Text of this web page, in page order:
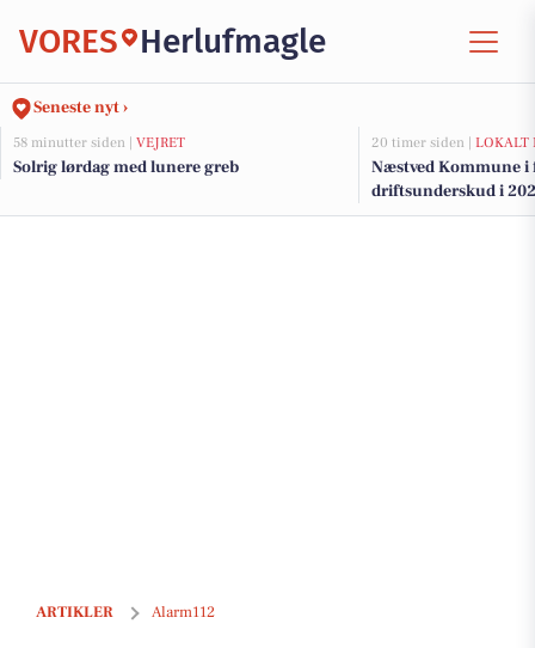
VORES Herlufmagle
Seneste nyt ›
58 minutter siden | VEJRET
Solrig lørdag med lunere greb
20 timer siden | LOKALT
Næstved Kommune i
driftsunderskud i
på vej for at bevare
ARTIKLER Alarm112
Motorcyklist anholdt i Herlufmagle efter biljagt